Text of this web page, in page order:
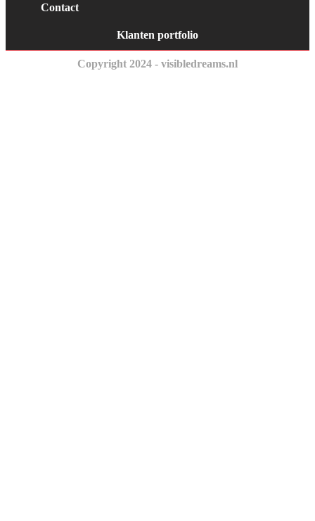
Contact
Klanten portfolio
Copyright 2024 - visibledreams.nl